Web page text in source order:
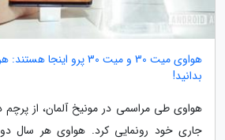
هواوی میت 30 و میت 30 پرو
بدانید!
جاری خود رونمایی کرد. هواوی هر سال